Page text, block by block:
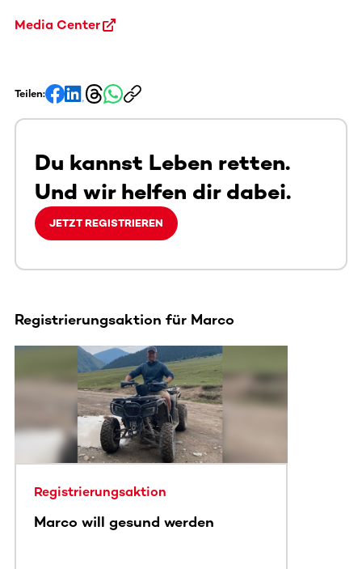
Media Center
Teilen:
Du kannst Leben retten.
Und wir helfen dir dabei.
JETZT REGISTRIEREN
Registrierungsaktion für Marco
Dieser Bereich enthält horizontal scrollbare Inhalte.
Registrierungsaktion
Marco will gesund werden